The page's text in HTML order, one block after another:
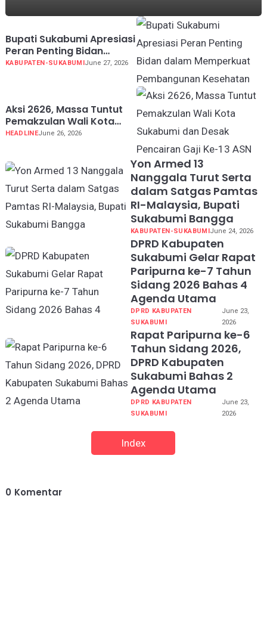
Bupati Sukabumi Apresiasi
Peran Penting Bidan
dalam Memperkuat
KABUPATEN-SUKABUMI June 27, 2026
Aksi 2626, Massa Tuntut
Pemakzulan Wali Kota
Sukabumi dan Desak
HEADLINEJune 26, 2026
Yon Armed 13
Nanggala Turut Serta
dalam Satgas Pamtas
RI-Malaysia, Bupati
Sukabumi Bangga
KABUPATEN-SUKABUMIJune 24, 2026
DPRD Kabupaten
Sukabumi Gelar Rapat
Paripurna ke-7 Tahun
Sidang 2026 Bahas 4
Agenda Utama
DPRD KABUPATEN
SUKABUMI
June 23,
2026
Rapat Paripurna ke-6
Tahun Sidang 2026,
DPRD Kabupaten
Sukabumi Bahas 2
Agenda Utama
DPRD KABUPATEN
SUKABUMI
June 23,
2026
Index
0 Komentar